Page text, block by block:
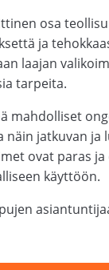
osa
ja
laajan
tarpeita.
mahdolliset
näin jatkuvan
ovat paras
käyttöön.